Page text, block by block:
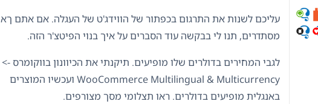
עליכם לשנות את התרגום בכפתור של הווידג'ט של העגלה. אם אתם ךא
מסתדרים, תנו לי בבקשה עוד הסברים על איך בנוי הפיטצ'ר הזה.
לגבי המחירים בדולרים שלו מופיעים. תיקנתי את הכיוונון בווקומרס ->
WooCommerce Multilingual & Multicurrency ועכשיו המוצרים
באנגלית מופיעים בדולרים. ראו תצלומי מסך מצורפים.